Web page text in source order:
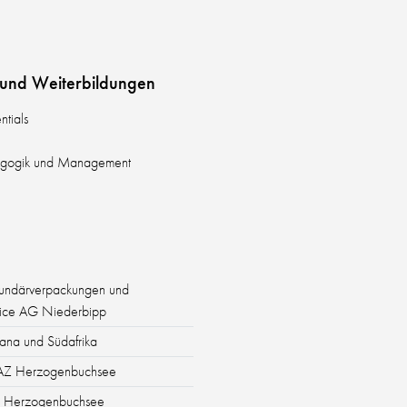
Weiterbildungen
und Management
und
AG Niederbipp
und Südafrika
Herzogenbuchsee
Herzogenbuchsee